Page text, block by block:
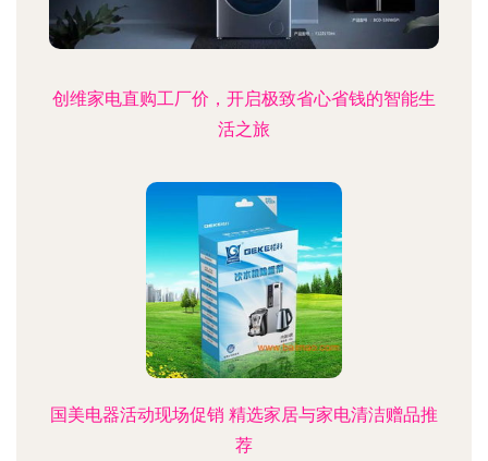
创维家电直购工厂价，开启极致省心省钱的智能生
活之旅
国美电器活动现场促销 精选家居与家电清洁赠品推
荐